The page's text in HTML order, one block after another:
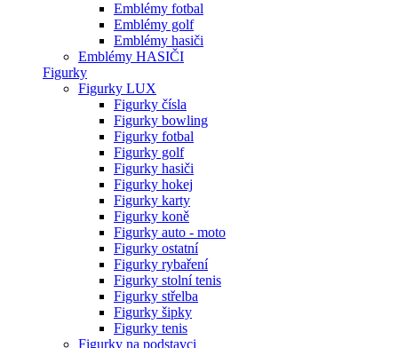
Emblémy fotbal
Emblémy golf
Emblémy hasiči
Emblémy HASIČI
Figurky
Figurky LUX
Figurky čísla
Figurky bowling
Figurky fotbal
Figurky golf
Figurky hasiči
Figurky hokej
Figurky karty
Figurky koně
Figurky auto - moto
Figurky ostatní
Figurky rybaření
Figurky stolní tenis
Figurky střelba
Figurky šipky
Figurky tenis
Figurky na podstavci